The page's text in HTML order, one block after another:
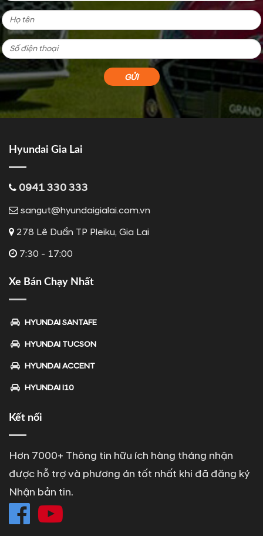
Hyundai Gia Lai
0941 330 333
sangut@hyundaigialai.com.vn
278 Lê Duẩn TP Pleiku, Gia Lai
7:30 - 17:00
Xe Bán Chạy Nhất
HYUNDAI SANTAFE
HYUNDAI TUCSON
HYUNDAI ACCENT
HYUNDAI I10
Kết nối
Hơn 7000+ Thông tin hữu ích hàng tháng nhận
được hỗ trợ và phương án tốt nhất khi đã đăng ký
Nhận bản tin.